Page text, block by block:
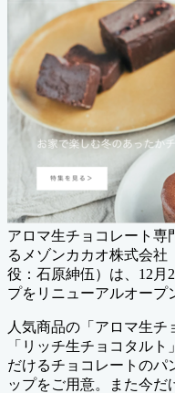
アロマ生チョコレート専
るメゾンカカオ株式会社
役：石原紳伍）は、12月
プをリニューアルオープ
人気商品の「アロマ生チ
「リッチ生チョコタル
だけるチョコレートのパ
ップをご用意。また今だ